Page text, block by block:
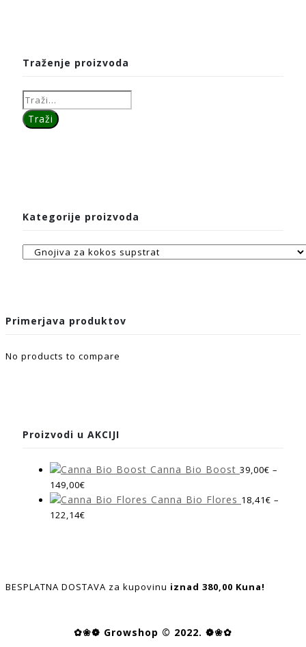
Traženje proizvoda
Kategorije proizvoda
Primerjava produktov
No products to compare
Proizvodi u AKCIJI
Canna Bio Boost 39,00€ –
149,00€
Canna Bio Flores 18,41€ –
122,14€
BESPLATNA DOSTAVA za kupovinu iznad 380,00 Kuna!
✿❀❁ Growshop © 2022. ❁❀✿